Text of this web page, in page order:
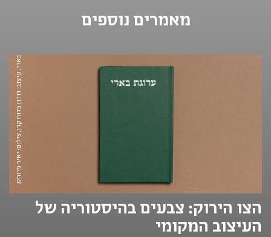
מאמרים נוספים מגדיר ערוגת בארי, עיצוב: דורון בדוח קרן, צילום: יאיר מיוחס.
הצו הירוק: צבעים בהיסטוריה של
העיצוב המקומי